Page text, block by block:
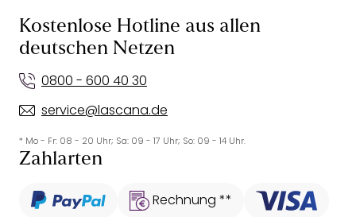
Kostenlose Hotline aus allen
deutschen Netzen
0800 - 600 40 30
service@lascana.de
* Mo - Fr: 08 - 20 Uhr; Sa: 09 - 17 Uhr; So: 09 - 14 Uhr.
Zahlarten
Rechnung **